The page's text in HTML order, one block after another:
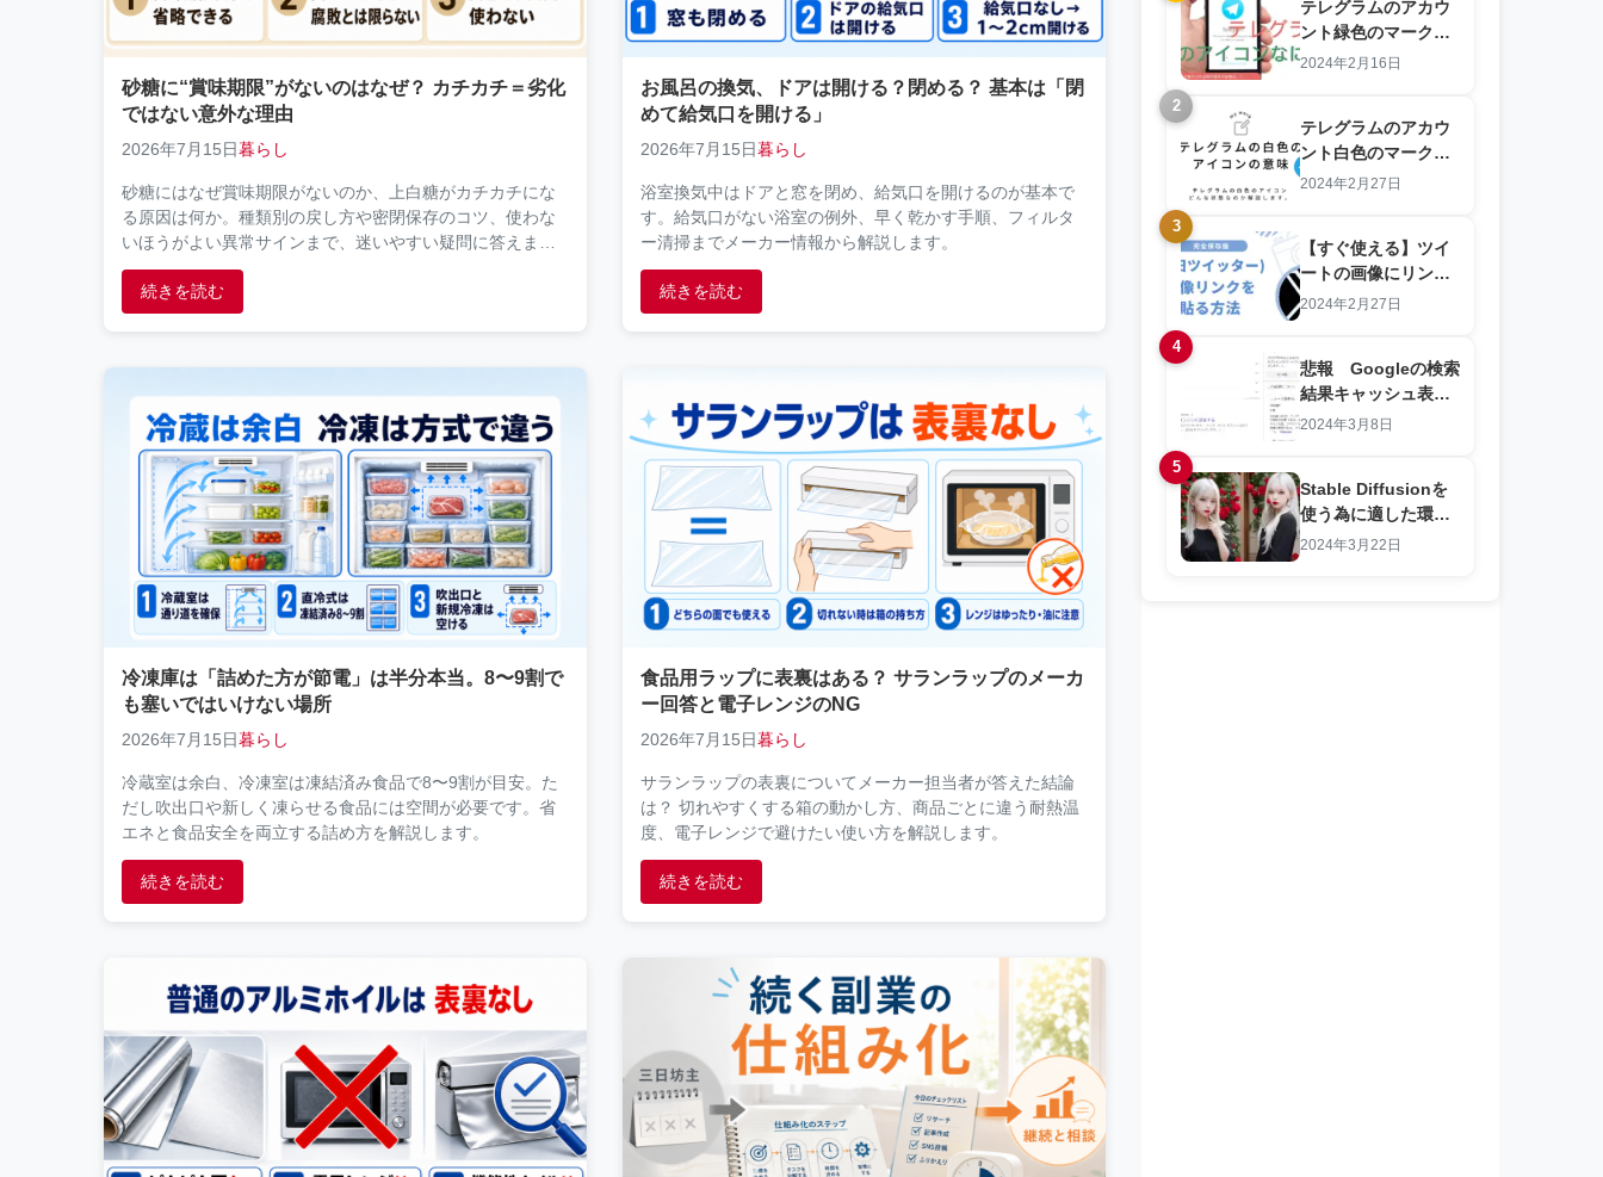
砂糖に“賞味期限”がないのはなぜ？ カチカチ＝劣化
ではない意外な理由
2026年7月15日 暮らし
砂糖にはなぜ賞味期限がないのか、上白糖がカチカチにな
る原因は何か。種類別の戻し方や密閉保存のコツ、使わな
いほうがよい異常サインまで、迷いやすい疑問に答えま
す。
続きを読む
お風呂の換気、ドアは開ける？閉める？ 基本は「閉
めて給気口を開ける」
2026年7月15日 暮らし
浴室換気中はドアと窓を閉め、給気口を開けるのが基本で
す。給気口がない浴室の例外、早く乾かす手順、フィルタ
ー清掃までメーカー情報から解説します。
続きを読む
冷凍庫は「詰めた方が節電」は半分本当。8〜9割で
も塞いではいけない場所
2026年7月15日 暮らし
冷蔵室は余白、冷凍室は凍結済み食品で8〜9割が目安。た
だし吹出口や新しく凍らせる食品には空間が必要です。省
エネと食品安全を両立する詰め方を解説します。
続きを読む
食品用ラップに表裏はある？ サランラップのメーカ
ー回答と電子レンジのNG
2026年7月15日 暮らし
サランラップの表裏についてメーカー担当者が答えた結論
は？ 切れやすくする箱の動かし方、商品ごとに違う耐熱温
度、電子レンジで避けたい使い方を解説します。
続きを読む
テレグラムのアカウ
ント緑色のマーク
は、どんな意味？
2024年2月16日
2
テレグラムのアカウ
ント白色のマークは
どんな状態？
2024年2月27日
3
【すぐ使える】ツイ
ートの画像にリンク
を貼る方法！最新情
2024年2月27日
4
悲報 Googleの検索
結果キャッシュ表示
機能が終了する！キ
2024年3月8日
5
Stable Diffusionを
使う為に適した環
境!2025年版│Stable
2024年3月22日